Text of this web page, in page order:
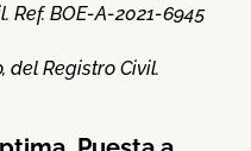
Ref. BOE-A-2021-6945
del Registro Civil.